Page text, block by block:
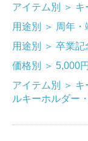
アイテム別
＞ キ
用途別
＞ 周年・
用途別
＞ 卒業記
価格別
＞ 5,000
アイテム別
＞ キ
ルキーホルダー